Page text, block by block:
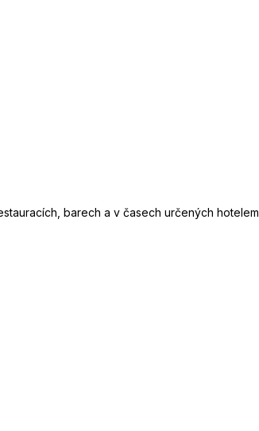
barech a v časech určených hotelem